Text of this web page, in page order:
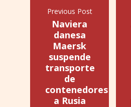
Previous Post
Naviera
danesa
Maersk
suspende
transporte
de
contenedores
a Rusia